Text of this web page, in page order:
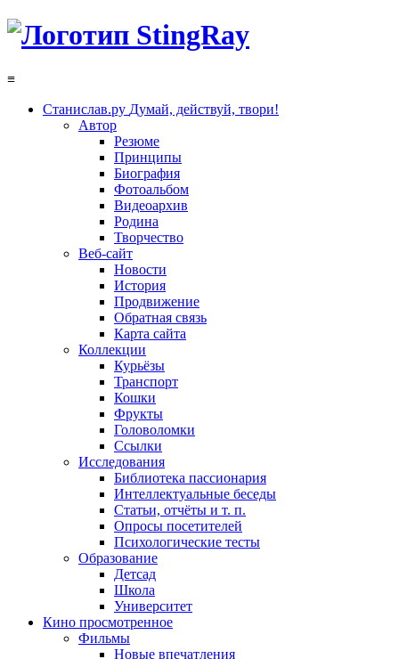
≡
Станислав.ру Думай, действуй, твори!
Автор
Резюме
Принципы
Биография
Фотоальбом
Видеоархив
Родина
Творчество
Веб-сайт
Новости
История
Продвижение
Обратная связь
Карта сайта
Коллекции
Курьёзы
Транспорт
Кошки
Фрукты
Головоломки
Ссылки
Исследования
Библиотека пассионария
Интеллектуальные беседы
Статьи, отчёты и т. п.
Опросы посетителей
Психологические тесты
Образование
Детсад
Школа
Университет
Кино просмотренное
Фильмы
Новые впечатления